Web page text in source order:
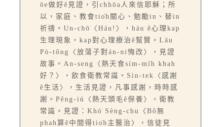
ōe做好ê見證，引chhōa人來信耶穌；所
以，家庭、教會tio̍h關心、勉勵in、替in
祈禱。Un-chō͘〈Háu!〉，háu ê心理kap
生理現象，kap對心理療治ê幫贊。Lāu
Pò-tông〈放蕩子對án-ni悔改〉，見證
故事。An-seng〈熱天食sím-mi̍h khah
好？〉，飲食衛教常識。Sìn-tek〈感謝
ê生活〉，生活見證，凡事感謝，時時感
謝。Pêng-iú〈熱天頭毛ê保養〉，衛教
常識。見證：Khó͘ Sèng-chu〈Bô無
phah算ê中間得tio̍h主醫治〉，信徒見